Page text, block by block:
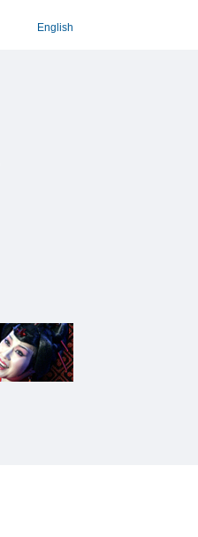
English